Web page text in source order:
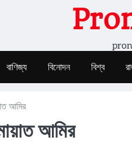
বাণিজ্য বিনোদন বিশ্ব
আমির
আমির